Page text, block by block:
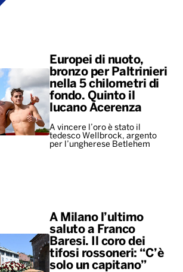
Europei di nuoto,
bronzo per Paltrinieri
nella 5 chilometri di
fondo. Quinto il
lucano Acerenza
A vincere l’oro è stato il
tedesco Wellbrock, argento
per l’ungherese Betlehem
A Milano l’ultimo
saluto a Franco
Baresi. Il coro dei
tifosi rossoneri: “C’è
solo un capitano”